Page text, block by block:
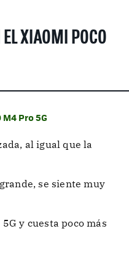
XIAOMI POCO
Pro 5G
al igual que la
se siente muy
y cuesta poco más